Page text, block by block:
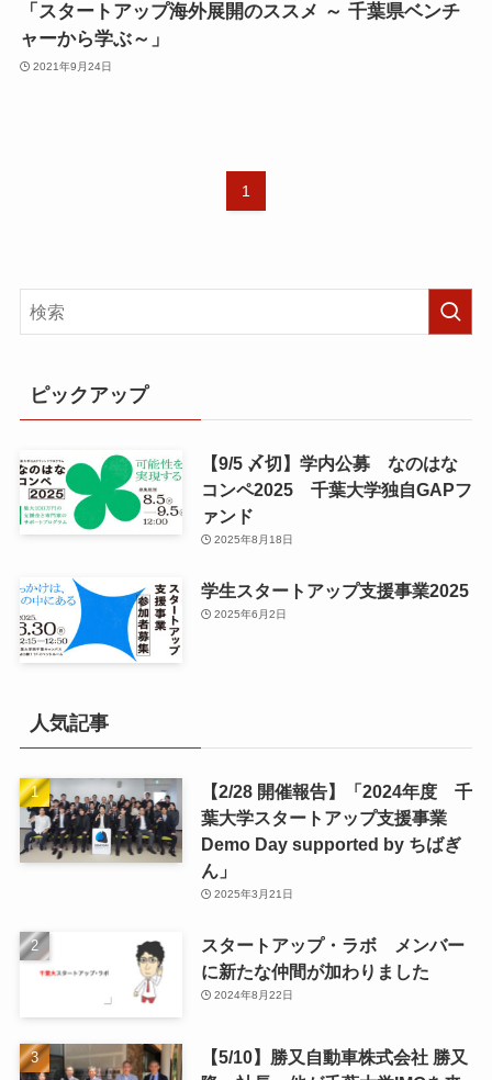
「スタートアップ海外展開のススメ ～ 千葉県ベンチ
ャーから学ぶ～」
2021年9月24日
1
ピックアップ
【9/5 〆切】学内公募 なのはな
コンペ2025 千葉大学独自GAPフ
ァンド
2025年8月18日
学生スタートアップ支援事業2025
2025年6月2日
人気記事
【2/28 開催報告】「2024年度 千
葉大学スタートアップ支援事業
Demo Day supported by ちばぎ
ん」
2025年3月21日
スタートアップ・ラボ メンバー
に新たな仲間が加わりました
2024年8月22日
【5/10】勝又自動車株式会社 勝又